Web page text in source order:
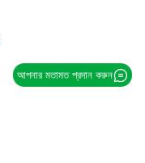
আপনার মতামত প্রদান করুন